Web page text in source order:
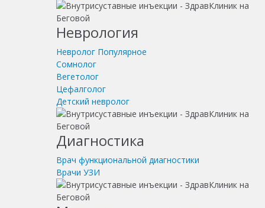
Неврология
Невролог Популярное
Сомнолог
Вегетолог
Цефалголог
Детский невролог
Диагностика
Врач функциональной диагностики
Врачи УЗИ